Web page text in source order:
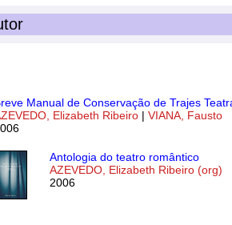
Manual de Conservação de Trajes
Elizabeth Ribeiro | VIANA, Fausto
Antologia do teatro romântico
AZEVEDO, Elizabeth Ribeiro (org)
2006